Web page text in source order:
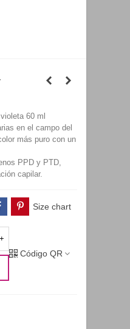
60 ml
en el campo del
más puro con un
PPD y PTD,
capilar.
Size chart
+
Código QR